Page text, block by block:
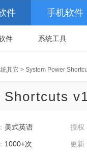
件 手机软件
件 系统工具
其它 > System Power
美式英语 授权
1000+次 更新